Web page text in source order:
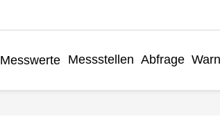
Messwerte Messstellen Abfrage